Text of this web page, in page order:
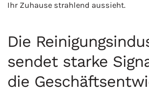
Ihr Zuhause strahlend aussieht.
Die
sendet starke
die